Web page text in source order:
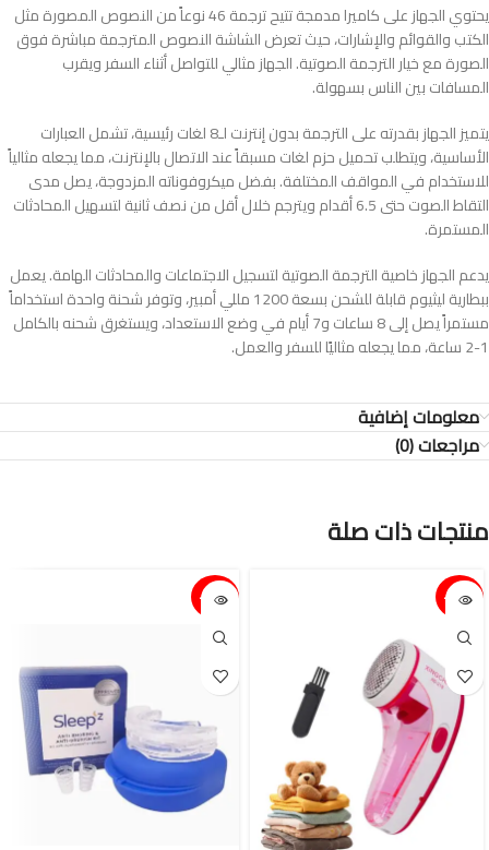
يحتوي الجهاز على كاميرا مدمجة تتيح ترجمة 46 نوعاً من النصوص المصورة مثل
الكتب والقوائم والإشارات، حيث تعرض الشاشة النصوص المترجمة مباشرة فوق
الصورة مع خيار الترجمة الصوتية. الجهاز مثالي للتواصل أثناء السفر ويقرب
المسافات بين الناس بسهولة.
يتميز الجهاز بقدرته على الترجمة بدون إنترنت لـ8 لغات رئيسية، تشمل العبارات
الأساسية، ويتطلب تحميل حزم لغات مسبقاً عند الاتصال بالإنترنت، مما يجعله مثالياً
للاستخدام في المواقف المختلفة. بفضل ميكروفوناته المزدوجة، يصل مدى
التقاط الصوت حتى 6.5 أقدام ويترجم خلال أقل من نصف ثانية لتسهيل المحادثات
المستمرة.
يدعم الجهاز خاصية الترجمة الصوتية لتسجيل الاجتماعات والمحادثات الهامة. يعمل
ببطارية ليثيوم قابلة للشحن بسعة 1200 مللي أمبير، وتوفر شحنة واحدة استخداماً
مستمراً يصل إلى 8 ساعات و7 أيام في وضع الاستعداد، ويستغرق شحنه بالكامل
1-2 ساعة، مما يجعله مثاليًا للسفر والعمل.
معلومات إضافية
مراجعات (0)
منتجات ذات صلة
15%-
15%-